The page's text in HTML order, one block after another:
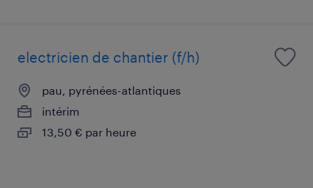
electricien de chantier (f/h)
pau, pyrénées-atlantiques
intérim
13,50 € par heure